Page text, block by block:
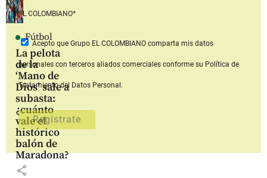
Fútbol
La pelota
de la
‘Mano de
Dios’ sale a
subasta:
¿cuánto
vale el
histórico
balón de
Maradona?
share
EL COLOMBIANO*
Acepto que Grupo EL COLOMBIANOcomparta mis datos
personales con terceros aliados comerciales conforme su Política de
Tratamiento del Datos Personal.